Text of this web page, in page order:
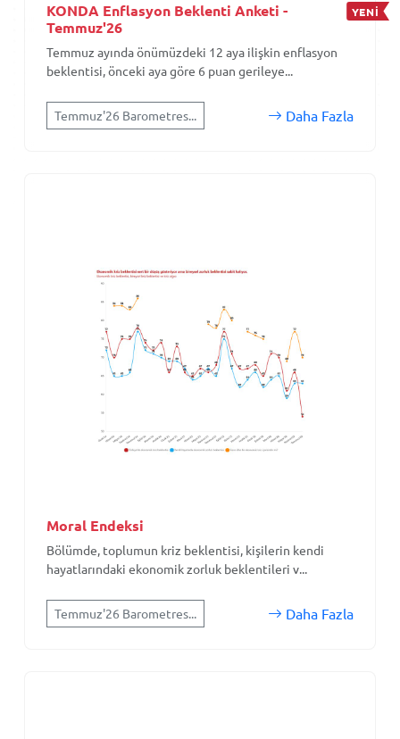
KONDA Enflasyon Beklenti Anketi -
Temmuz'26
YENİ
Temmuz ayında önümüzdeki 12 aya ilişkin enflasyon
beklentisi, önceki aya göre 6 puan gerileye...
Temmuz'26 Barometres... Daha Fazla
Moral Endeksi
Bölümde, toplumun kriz beklentisi, kişilerin kendi
hayatlarındaki ekonomik zorluk beklentileri v...
Temmuz'26 Barometres... Daha Fazla